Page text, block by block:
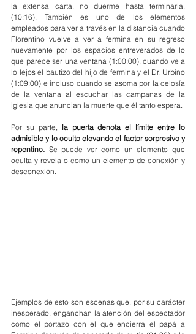
la extensa carta, no duerme hasta terminarla.
(10:16). También es uno de los elementos
empleados para ver a través en la distancia cuando
Florentino vuelve a ver a fermina en su regreso
nuevamente por los espacios entreverados de lo
que parece ser una ventana (1:00:00), cuando ve a
lo lejos el bautizo del hijo de fermina y el Dr. Urbino
(1:09:00) e incluso cuando se asoma por la celosía
de la ventana al escuchar las campanas de la
iglesia que anuncian la muerte que él tanto espera.
Por su parte, la puerta denota el límite entre lo
admisible y lo oculto elevando el factor sorpresivo y
repentino. Se puede ver como un elemento que
oculta y revela o como un elemento de conexión y
desconexión.
Ejemplos de esto son escenas que, por su carácter
inesperado, enganchan la atención del espectador
como el portazo con el que encierra el papá a